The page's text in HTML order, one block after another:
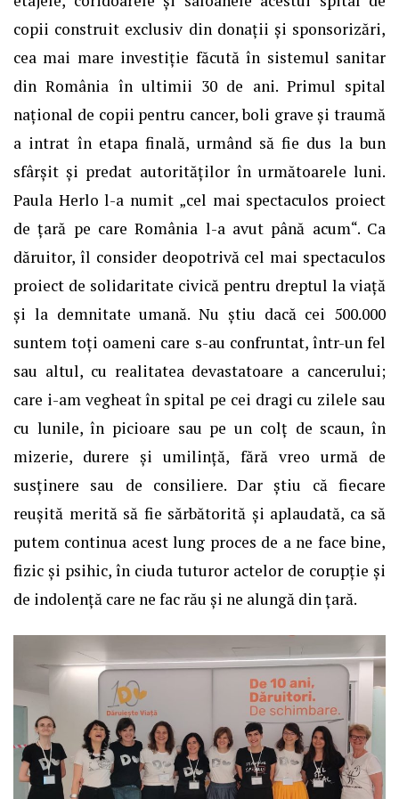
copii construit exclusiv din donații și sponsorizări,
cea mai mare investiție făcută în sistemul sanitar
din România în ultimii 30 de ani. Primul spital
național de copii pentru cancer, boli grave și traumă
a intrat în etapa finală, urmând să fie dus la bun
sfârșit și predat autorităților în următoarele luni.
Paula Herlo l-a numit „cel mai spectaculos proiect
de țară pe care România l-a avut până acum“. Ca
dăruitor, îl consider deopotrivă cel mai spectaculos
proiect de solidaritate civică pentru dreptul la viață
și la demnitate umană. Nu știu dacă cei 500.000
suntem toți oameni care s-au confruntat, într-un fel
sau altul, cu realitatea devastatoare a cancerului;
care i-am vegheat în spital pe cei dragi cu zilele sau
cu lunile, în picioare sau pe un colț de scaun, în
mizerie, durere și umilință, fără vreo urmă de
susținere sau de consiliere. Dar știu că fiecare
reușită merită să fie sărbătorită și aplaudată, ca să
putem continua acest lung proces de a ne face bine,
fizic și psihic, în ciuda tuturor actelor de corupție și
de indolență care ne fac rău și ne alungă din țară.